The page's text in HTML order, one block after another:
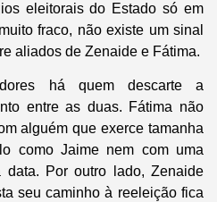
eleitorais do Estado só em
fraco, não existe um sinal
aliados de Zenaide e Fátima.
há quem descarte a
entre as duas. Fátima não
alguém que exerce tamanha
como Jaime nem com uma
Por outro lado, Zenaide
seu caminho à reeleição fica